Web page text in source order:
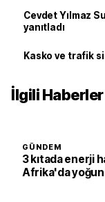
Cevdet Yılmaz
yanıtladı
Kasko ve trafik
İlgili Haberler
GÜNDEM
3 kıtada enerji
Afrika'da yoğun